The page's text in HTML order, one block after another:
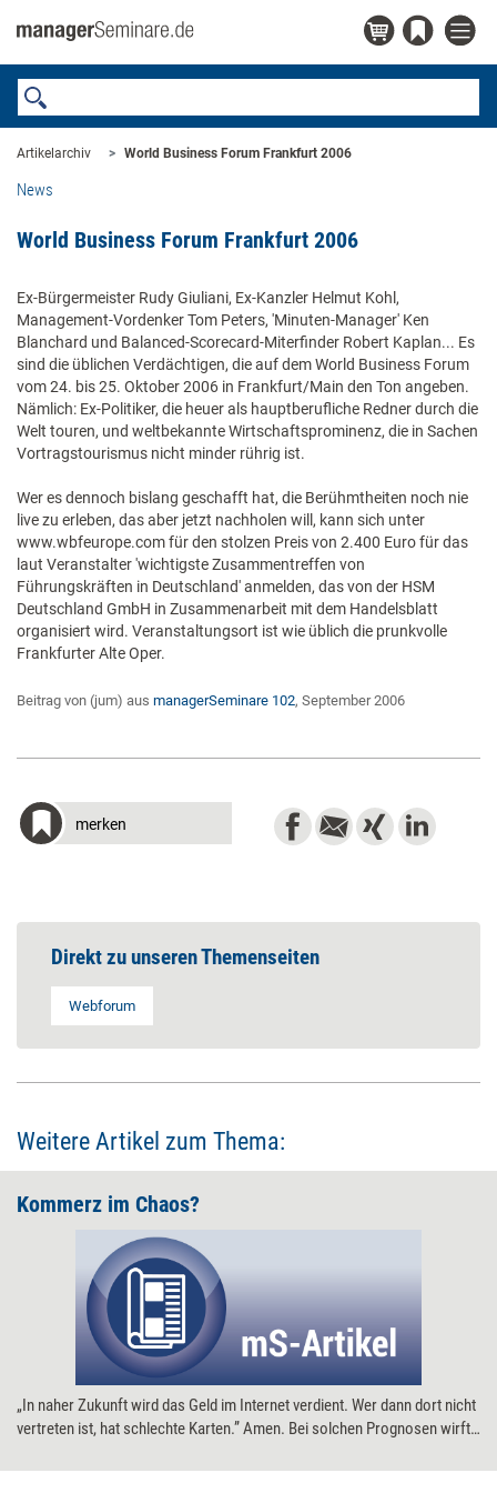
Artikelarchiv World Business Forum Frankfurt 2006
News
World Business Forum Frankfurt 2006
Ex-Bürgermeister Rudy Giuliani, Ex-Kanzler Helmut Kohl,
Management-Vordenker Tom Peters, 'Minuten-Manager' Ken
Blanchard und Balanced-Scorecard-Miterfinder Robert Kaplan... Es
sind die üblichen Verdächtigen, die auf dem World Business Forum
vom 24. bis 25. Oktober 2006 in Frankfurt/Main den Ton angeben.
Nämlich: Ex-Politiker, die heuer als hauptberufliche Redner durch die
Welt touren, und weltbekannte Wirtschaftsprominenz, die in Sachen
Vortragstourismus nicht minder rührig ist.
Wer es dennoch bislang geschafft hat, die Berühmtheiten noch nie
live zu erleben, das aber jetzt nachholen will, kann sich unter
www.wbfeurope.com für den stolzen Preis von 2.400 Euro für das
laut Veranstalter 'wichtigste Zusammentreffen von
Führungskräften in Deutschland' anmelden, das von der HSM
Deutschland GmbH in Zusammenarbeit mit dem Handelsblatt
organisiert wird. Veranstaltungsort ist wie üblich die prunkvolle
Frankfurter Alte Oper.
Beitrag von (jum) aus managerSeminare 102, September 2006
merken
Direkt zu unseren Themenseiten
Webforum
Weitere Artikel zum Thema:
Kommerz im Chaos?
„In naher Zukunft wird das Geld im Internet verdient. Wer dann dort nicht
vertreten ist, hat schlechte Karten.” Amen. Bei solchen Prognosen wirft
Sorgenfalten. Habe ich den Anschluß schon verpaßt? Höchste Zeit also,